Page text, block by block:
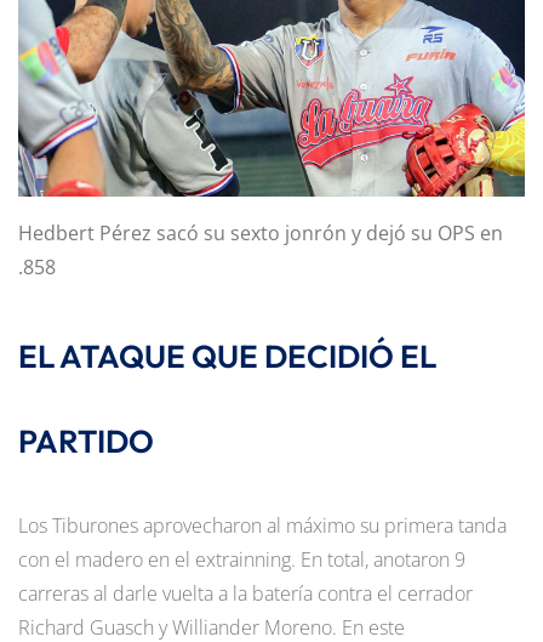
Hedbert Pérez sacó su sexto jonrón y dejó su OPS en
.858
EL ATAQUE QUE DECIDIÓ EL
PARTIDO
Los Tiburones aprovecharon al máximo su primera tanda
con el madero en el extrainning. En total, anotaron 9
carreras al darle vuelta a la batería contra el cerrador
Richard Guasch y Williander Moreno. En este